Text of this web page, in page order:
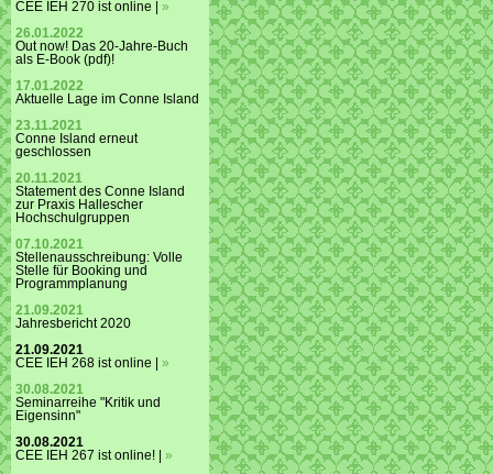
CEE IEH 270 ist online | »
26.01.2022
Out now! Das 20-Jahre-Buch
als E-Book (pdf)!
17.01.2022
Aktuelle Lage im Conne Island
23.11.2021
Conne Island erneut
geschlossen
20.11.2021
Statement des Conne Island
zur Praxis Hallescher
Hochschulgruppen
07.10.2021
Stellenausschreibung: Volle
Stelle für Booking und
Programmplanung
21.09.2021
Jahresbericht 2020
21.09.2021
CEE IEH 268 ist online | »
30.08.2021
Seminarreihe "Kritik und
Eigensinn"
30.08.2021
CEE IEH 267 ist online! | »